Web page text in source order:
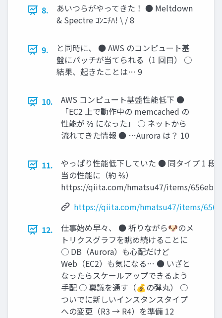
8.
あいつらがやってきた！ ● Meltdown
& Spectre ｺﾝﾆﾁﾊ! \ / 8
9.
と同時に、 ● AWS のコンピュート基
盤にパッチが当てられる（1 回目） ○
結果、起きたことは… 9
10.
AWS コンピュート基盤性能低下 ●
「EC2 上で動作中の memcached の
性能が ⅔ になった」 ○ ネットから
流れてきた情報 ● …Aurora は？ 10
11.
やっぱり性能低下していた ● 同タイプ 1 段
当の性能に（約 ⅔）
https://qiita.com/hmatsu47/items/
https://qiita.com/hmatsu47/items/
12.
仕事始め早々、 ● 祈りながら🐶のメ
トリクスグラフを眺め続けることに
○ DB（Aurora）も心配だけど
Web（EC2）も気になる… ● いざと
なったらスケールアップできるよう
手配 ○ 稟議を通す（💰の弾丸） ○
ついでに新しいインスタンスタイプ
への変更（R3 → R4）を準備 12